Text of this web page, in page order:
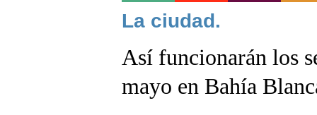
Noticias
La ciudad.
Así funcionarán los
mayo en Bahía